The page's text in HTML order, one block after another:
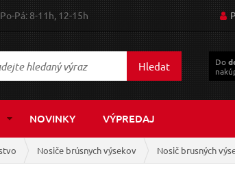
Po-Pá: 8-11h, 12-15h
Hledat Do
NOVINKY VÝPREDAJ
Nosiče brúsnych výsekov Nosič brusných